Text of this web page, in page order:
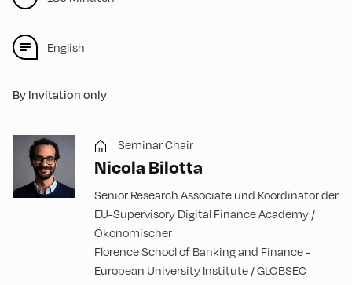
English
By Invitation only
Seminar Chair
Nicola Bilotta
Senior Research Associate und Koordinator der
EU-Supervisory Digital Finance Academy /
Ökonomischer
Florence School of Banking and Finance -
European University Institute / GLOBSEC